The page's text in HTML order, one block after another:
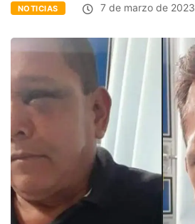
NOTICIAS 7 de marzo de 2023